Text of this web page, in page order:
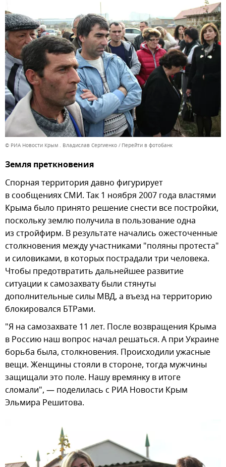
© РИА Новости Крым . Владислав Сергиенко Перейти в фотобанк
Земля преткновения
Спорная территория давно фигурирует
в сообщениях СМИ. Так 1 ноября 2007 года властями
Крыма было принято решение снести все постройки,
поскольку землю получила в пользование одна
из стройфирм. В результате начались ожесточенные
столкновения между участниками "поляны протеста"
и силовиками, в которых пострадали три человека.
Чтобы предотвратить дальнейшее развитие
ситуации к самозахвату были стянуты
дополнительные силы МВД, а въезд на территорию
блокировался БТРами.
"Я на самозахвате 11 лет. После возвращения Крыма
в Россию наш вопрос начал решаться. А при Украине
борьба была, столкновения. Происходили ужасные
вещи. Женщины стояли в стороне, тогда мужчины
защищали это поле. Нашу времянку в итоге
сломали", — поделилась с РИА Новости Крым
Эльмира Решитова.